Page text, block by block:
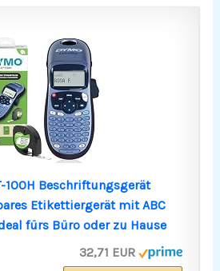
100H Beschriftungsgerät
Etikettiergerät mit ABC
fürs Büro oder zu Hause
32,71 EUR